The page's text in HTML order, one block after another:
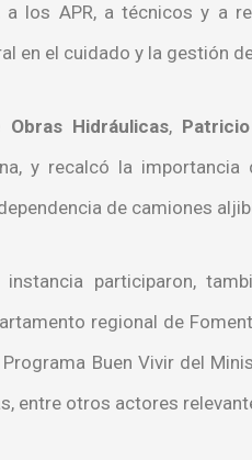
los APR, a técnicos y a
en el cuidado y la gestión
Hidráulicas,
y recalcó la
de camiones
participaron,
regional de
Buen Vivir del
entre otros actores